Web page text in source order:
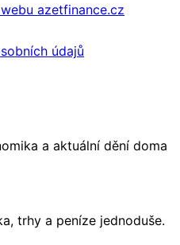
azetfinance.cz
údajů
a aktuální dění doma
trhy a peníze jednoduše.